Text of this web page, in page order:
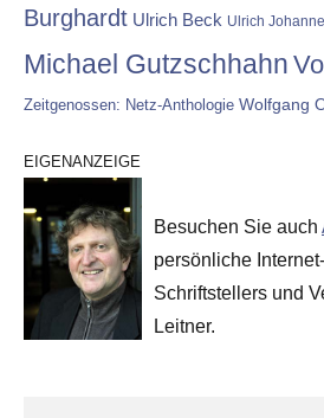
Burghardt Ulrich Beck Ulrich
Michael Gutzschhahn
Zeitgenossen: Netz-Anthologie Wolfgang
EIGENANZEIGE
Besuchen Sie auch
persönliche
Schriftstellers und
Leitner.